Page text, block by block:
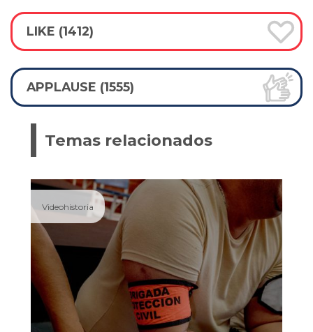
LIKE (1412)
APPLAUSE (1555)
Temas relacionados
Videohistoria